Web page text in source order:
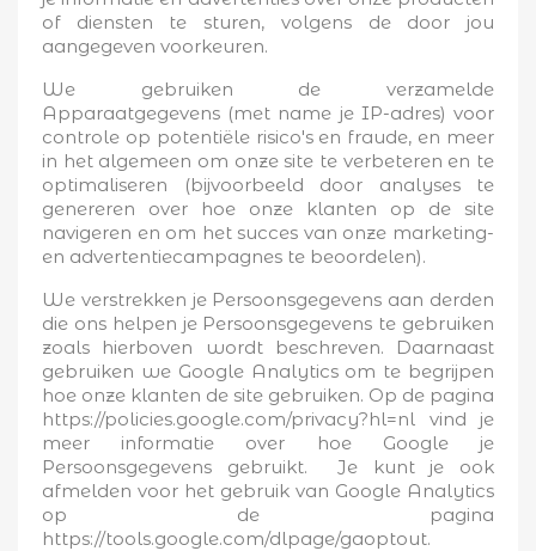
of diensten te sturen, volgens de door jou
aangegeven voorkeuren.
We gebruiken de verzamelde
Apparaatgegevens (met name je IP-adres) voor
controle op potentiële risico's en fraude, en meer
in het algemeen om onze site te verbeteren en te
optimaliseren (bijvoorbeeld door analyses te
genereren over hoe onze klanten op de site
navigeren en om het succes van onze marketing-
en advertentiecampagnes te beoordelen).
We verstrekken je Persoonsgegevens aan derden
die ons helpen je Persoonsgegevens te gebruiken
zoals hierboven wordt beschreven. Daarnaast
gebruiken we Google Analytics om te begrijpen
hoe onze klanten de site gebruiken. Op de pagina
https://policies.google.com/privacy?hl=nl vind je
meer informatie over hoe Google je
Persoonsgegevens gebruikt. Je kunt je ook
afmelden voor het gebruik van Google Analytics
op de pagina
https://tools.google.com/dlpage/gaoptout.
Maak een verlanglijst ×
Verlanglijst naam
Annuleren
Maak een verlanglijst